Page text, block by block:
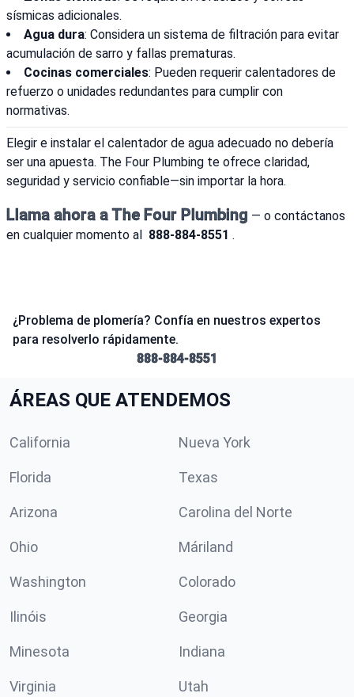
sísmicas adicionales.
Agua dura: Considera un sistema de filtración para evitar
acumulación de sarro y fallas prematuras.
Cocinas comerciales: Pueden requerir calentadores de
refuerzo o unidades redundantes para cumplir con
normativas.
Elegir e instalar el calentador de agua adecuado no debería
ser una apuesta. The Four Plumbing te ofrece claridad,
seguridad y servicio confiable—sin importar la hora.
Llama ahora a The Four Plumbing — o contáctanos
en cualquier momento al
888-884-8551 .
¿Problema de plomería? Confía en nuestros expertos
para resolverlo rápidamente.
888-884-8551
ÁREAS QUE ATENDEMOS
California Nueva York
Florida Texas
Arizona Carolina del Norte
Ohio Máriland
Washington Colorado
Ilinóis Georgia
Minesota Indiana
Virginia Utah